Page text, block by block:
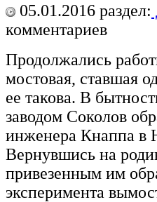
05.01.2016 раздел:
комментариев
Продолжались
мостовая, ставшая
ее такова. В
заводом Соколов
инженера Кнаппа в
Вернувшись на
привезенным им
эксперимента